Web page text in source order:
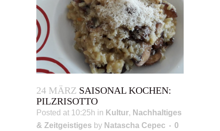
24 MÄRZ SAISONAL KOCHEN:
PILZRISOTTO
Posted at 10:25h in Kultur, Nachhaltiges
& Zeitgeistiges by Natascha Cepec
0